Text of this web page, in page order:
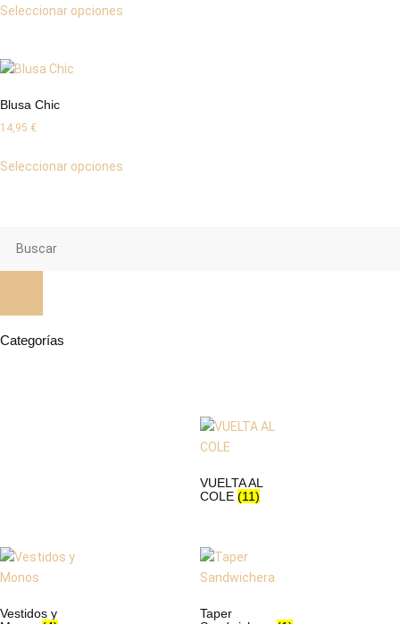
Seleccionar opciones
Blusa Chic
14,95 €
Seleccionar opciones
Categorías
VUELTA AL
COLE (11)
Vestidos y
Taper